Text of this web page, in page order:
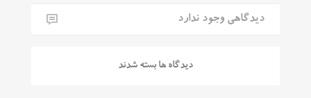
دیدگاهی وجود ندارد
دیدگاه ها بسته شدند